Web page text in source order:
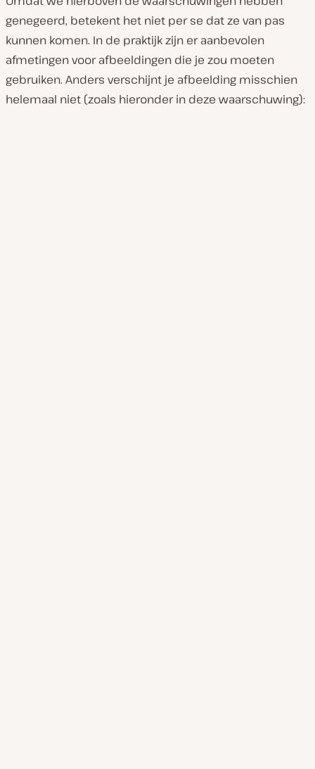
genegeerd, betekent het niet per se dat ze van pas
kunnen komen. In de praktijk zijn er aanbevolen
afmetingen voor afbeeldingen die je zou moeten
gebruiken. Anders verschijnt je afbeelding misschien
helemaal niet (zoals hieronder in deze waarschuwing):